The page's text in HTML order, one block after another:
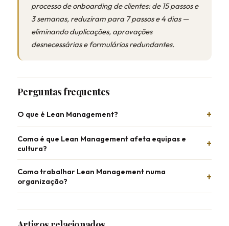
processo de onboarding de clientes: de 15 passos e
3 semanas, reduziram para 7 passos e 4 dias —
eliminando duplicações, aprovações
desnecessárias e formulários redundantes.
Perguntas frequentes
O que é Lean Management?
Como é que Lean Management afeta equipas e
cultura?
Como trabalhar Lean Management numa
organização?